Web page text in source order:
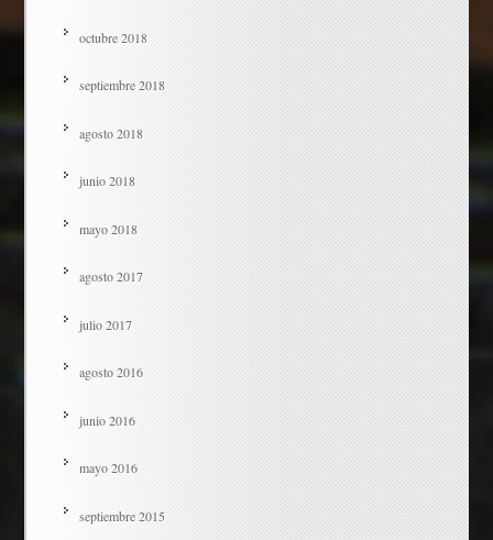
octubre 2018
septiembre 2018
agosto 2018
junio 2018
mayo 2018
agosto 2017
julio 2017
agosto 2016
junio 2016
mayo 2016
septiembre 2015